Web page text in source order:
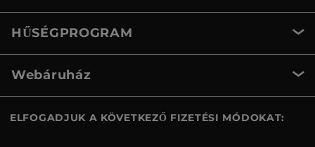
HŰSÉGPROGRAM
Webáruház
ELFOGADJUK A KÖVETKEZŐ FIZETÉSI MÓDOKAT: